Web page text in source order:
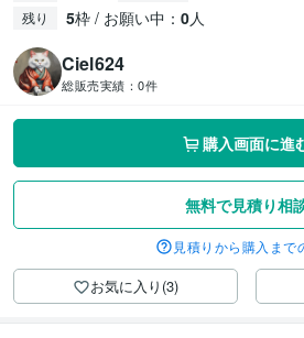
残り 5枠 / お願い中： 0人
Ciel624
総販売実績： 0件
購入画面に進
無料で見積り相
見積りから購入まで
お気に入り(3)